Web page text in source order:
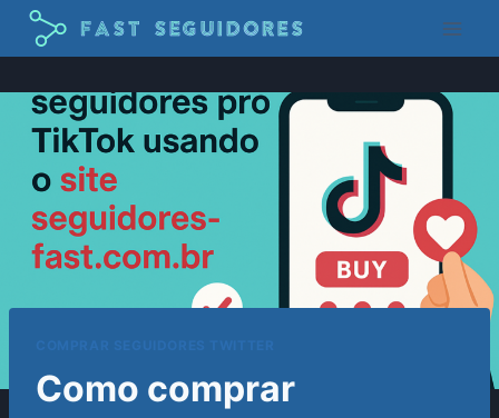
Pular
para
Conteúdo
Como comprar